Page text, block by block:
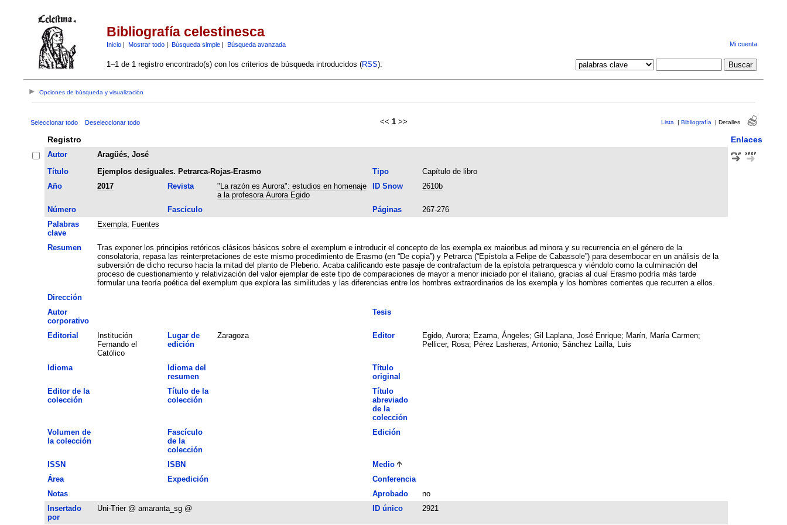
Bibliografía celestinesca
Inicio| Mostrar todo| Búsqueda simple| Búsqueda avanzada Mi cuenta
1–1 de 1 registro encontrado(s) con los criterios de búsqueda introducidos (RSS):
Opciones de búsqueda y visualización
Seleccionar todo Deseleccionar todo << 1 >> Lista | Bibliografía | Detalles
Registro Enlaces
Autor
Aragüés, José
Título
Ejemplos desiguales. Petrarca-Rojas-Erasmo Tipo
Capítulo de libro
Año
2017 Revista
"La razón es Aurora": estudios en homenaje
a la profesora Aurora Egido
ID Snow 2610b
Número Fascículo Páginas
267-276
Palabras
clave
Exempla; Fuentes
Resumen
Tras exponer los principios retóricos clásicos básicos sobre el exemplum e introducir el concepto de los exempla ex maioribus ad minora y su recurrencia en el género de la
consolatoria, repasa las reinterpretaciones de este mismo procedimiento de Erasmo (en “De copia”) y Petrarca (“Epístola a Felipe de Cabassole”) para desembocar en un análisis de la
subversión de dicho recurso hacia la mitad del planto de Pleberio. Acaba calificando este pasaje de contrafactum de la epístola petrarquesca y viéndolo como la culminación del
proceso de cuestionamiento y relativización del valor ejemplar de este tipo de comparaciones de mayor a menor iniciado por el italiano, gracias al cual Erasmo podría más tarde
formular una teoría poética del exemplum que explora las similitudes y las diferencias entre los hombres extraordinarios de los exempla y los hombres corrientes que recurren a ellos.
Dirección
Autor
corporativo
Tesis
Editorial
Institución
Fernando el
Católico
Lugar de
edición
Zaragoza Editor
Egido, Aurora; Ezama, Ángeles; Gil Laplana, José Enrique; Marín, María Carmen;
Pellicer, Rosa; Pérez Lasheras, Antonio; Sánchez Laílla, Luis
Idioma
Idioma del
resumen
Título
original
Editor de la
colección
Título de la
colección
Título
abreviado
de la
colección
Volumen de
la colección
Fascículo
de la
colección
Edición
ISSN ISBN
Medio
Área
Expedición
Conferencia
Notas
Aprobado
no
Insertado
por
Uni-Trier @ amaranta_sg @ ID único 2921